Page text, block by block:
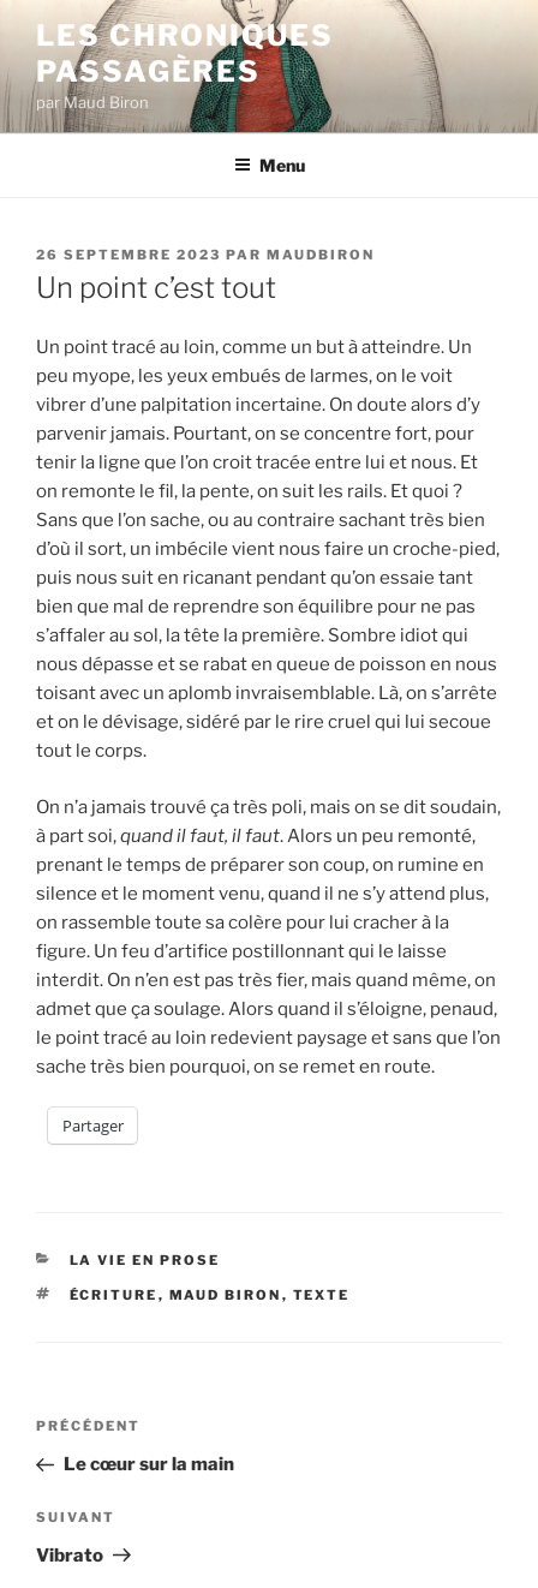
contenu
principal
LES CHRONIQUES
PASSAGÈRES
par Maud Biron
Menu
PUBLIÉ
LE
26 SEPTEMBRE 2023 PAR MAUDBIRON
Un point c’est tout
Un point tracé au loin, comme un but à atteindre. Un
peu myope, les yeux embués de larmes, on le voit
vibrer d’une palpitation incertaine. On doute alors d’y
parvenir jamais. Pourtant, on se concentre fort, pour
tenir la ligne que l’on croit tracée entre lui et nous. Et
on remonte le fil, la pente, on suit les rails. Et quoi ?
Sans que l’on sache, ou au contraire sachant très bien
d’où il sort, un imbécile vient nous faire un croche-pied,
puis nous suit en ricanant pendant qu’on essaie tant
bien que mal de reprendre son équilibre pour ne pas
s’affaler au sol, la tête la première. Sombre idiot qui
nous dépasse et se rabat en queue de poisson en nous
toisant avec un aplomb invraisemblable. Là, on s’arrête
et on le dévisage, sidéré par le rire cruel qui lui secoue
tout le corps.
On n’a jamais trouvé ça très poli, mais on se dit soudain,
à part soi,quand il faut, il faut. Alors un peu remonté,
prenant le temps de préparer son coup, on rumine en
silence et le moment venu, quand il ne s’y attend plus,
on rassemble toute sa colère pour lui cracher à la
figure. Un feu d’artifice postillonnant qui le laisse
interdit. On n’en est pas très fier, mais quand même, on
admet que ça soulage. Alors quand il s’éloigne, penaud,
le point tracé au loin redevient paysage et sans que l’on
sache très bien pourquoi, on se remet en route.
Partager
CATÉGORIES
LA VIE EN PROSE
ÉTIQUETTES
ÉCRITURE , MAUD BIRON , TEXTE
Navigation
l’article
Article
précédent
PRÉCÉDENT
Le cœur sur la main
Article
suivant
SUIVANT
Vibrato